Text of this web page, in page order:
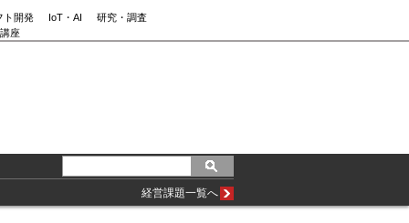
ト開発 IoT・AI
研究・調査
座
経営課題一覧へ